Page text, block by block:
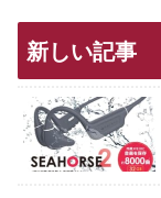
新しい記事